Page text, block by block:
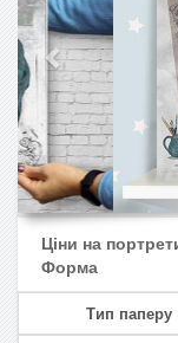
Ціни на
Форма
Тип паперу